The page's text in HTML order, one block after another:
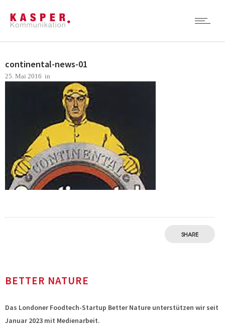
continental-news-01
25. Mai 2016 in
SHARE
BETTER NATURE
Das Londoner Foodtech-Startup Better Nature unterstützen wir seit
Januar 2023 mit Medienarbeit.